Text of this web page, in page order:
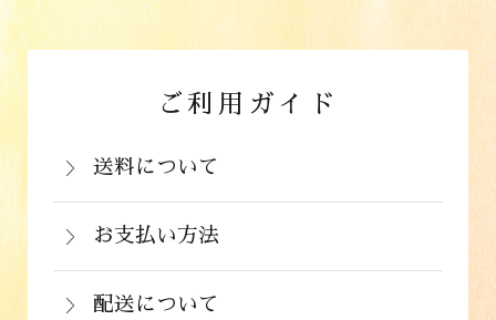
ご利用ガイド
送料について
岡山県：704円(税込)
関西・中国（岡山県除く）・四国・九
州：770円(税込)
関東・信越・北陸・中部：990円(税込)
お支払い方法
お支払いは、カード決済、代金引換（手
数料弊社負担）・銀行振込（前払い）・
配送について